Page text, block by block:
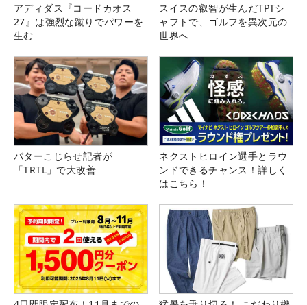
アディダス『コードカオス
27』は強烈な蹴りでパワーを
生む
スイスの叡智が生んだTPTシ
ャフトで、ゴルフを異次元の
世界へ
パターこじらせ記者が
「TRTL」で大改善
ネクストヒロイン選手とラウ
ンドできるチャンス！詳しく
はこちら！